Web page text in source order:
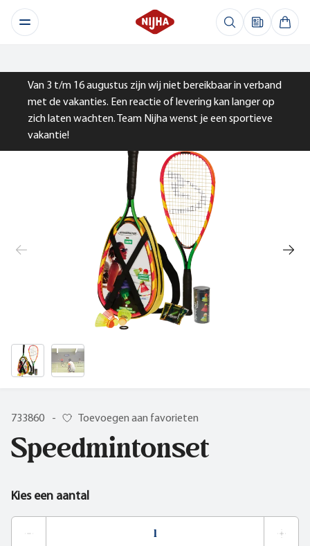
Van 3 t/m 16 augustus zijn wij niet bereikbaar in verband
met de vakanties. Een reactie of levering kan langer op
zich laten wachten. Team Nijha wenst je een sportieve
vakantie!
733860 - Toevoegen aan favorieten
Speedmintonset
Kies een aantal